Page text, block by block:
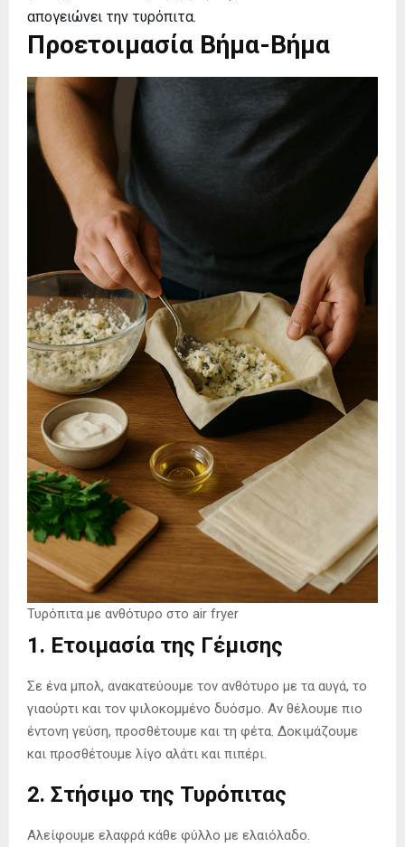
απογειώνει την τυρόπιτα.
Προετοιμασία Βήμα-Βήμα
Τυρόπιτα με ανθότυρο στο air fryer
1. Ετοιμασία της Γέμισης
Σε ένα μπολ, ανακατεύουμε τον ανθότυρο με τα αυγά, το
γιαούρτι και τον ψιλοκομμένο δυόσμο. Αν θέλουμε πιο
έντονη γεύση, προσθέτουμε και τη φέτα. Δοκιμάζουμε
και προσθέτουμε λίγο αλάτι και πιπέρι.
2. Στήσιμο της Τυρόπιτας
Αλείφουμε ελαφρά κάθε φύλλο με ελαιόλαδο.